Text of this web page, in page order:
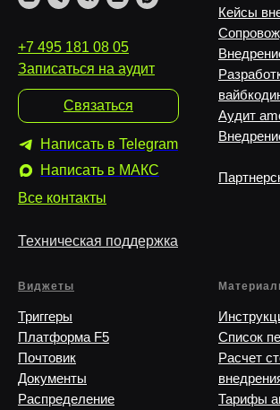
+7 495 181 08 05
Записаться на аудит
Связаться
Написать в Telegram
Написать в MAКС
Все контакты
Техническая поддержка
Кейсы
Аудит
Виджеты
Триггеры
Платформа F5
Почтовик
Документы
Распределение
Список
Расчет
Тарифы